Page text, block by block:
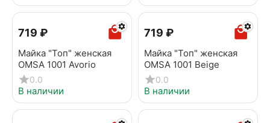
‍719‍ ₽
Майка "Топ" женская
OMSA 1001 Avorio
0.0
В наличии
‍719‍ ₽
Майка "Топ" женская
OMSA 1001 Beige
0.0
В наличии